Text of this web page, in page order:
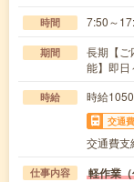
時間 7:50～
期間
長期【ご
能】即日
時給 時給
交通費
交通費支
仕事内容 軽作業